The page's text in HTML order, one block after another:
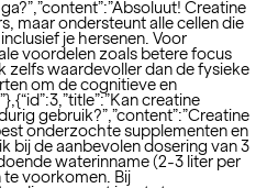
Creatine
maar ondersteunt alle cellen die
je hersenen. Voor
voordelen zoals betere focus
zelfs waardevoller dan de fysieke
om de cognitieve en
creatine
gebruik?”,”content”:”Creatine
onderzochte supplementen en
bij de aanbevolen dosering van 3
waterinname (2-3 liter per
voorkomen. Bij